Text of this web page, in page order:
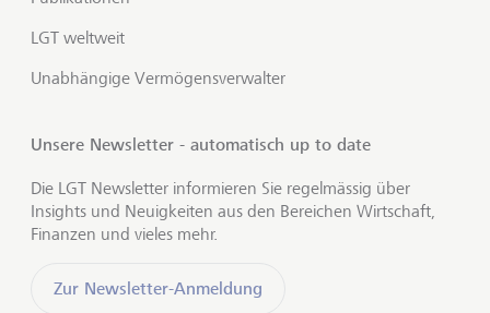
LGT weltweit
Unabhängige Vermögensverwalter
Unsere Newsletter - automatisch up to date
Die LGT Newsletter informieren Sie regelmässig über
Insights und Neuigkeiten aus den Bereichen Wirtschaft,
Finanzen und vieles mehr.
Zur Newsletter-Anmeldung